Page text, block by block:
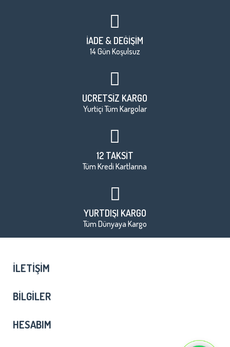
İADE & DEĞİŞİM
14 Gün Koşulsuz
ÜCRETSİZ KARGO
Yurtiçi Tüm Kargolar
12 TAKSİT
Tüm Kredi Kartlarına
YURTDIŞI KARGO
Tüm Dünyaya Kargo
İLETIŞIM
BILGILER
HESABIM